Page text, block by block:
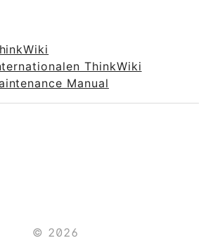
ThinkWiki
Manual
© 2026